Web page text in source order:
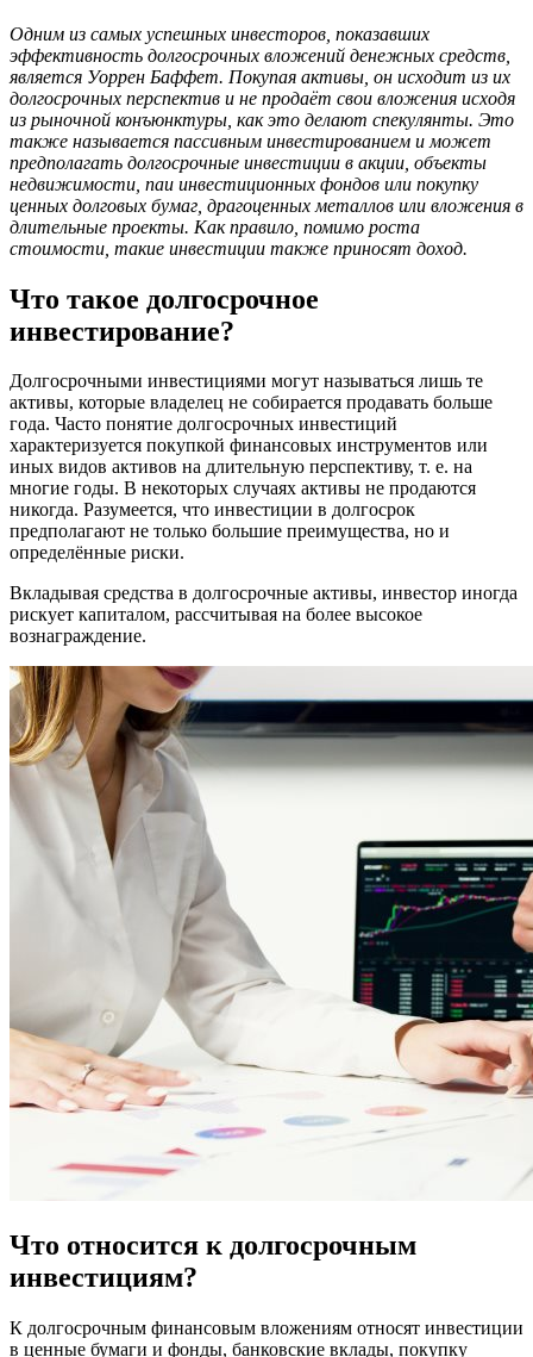
Одним из самых успешных инвесторов, показавших
эффективность долгосрочных вложений денежных средств,
является Уоррен Баффет. Покупая активы, он исходит из их
долгосрочных перспектив и не продаёт свои вложения исходя
из рыночной конъюнктуры, как это делают спекулянты. Это
также называется пассивным инвестированием и может
предполагать долгосрочные инвестиции в акции, объекты
недвижимости, паи инвестиционных фондов или покупку
ценных долговых бумаг, драгоценных металлов или вложения в
длительные проекты. Как правило, помимо роста
стоимости, такие инвестиции также приносят доход.
Что такое долгосрочное
инвестирование?
Долгосрочными инвестициями могут называться лишь те
активы, которые владелец не собирается продавать больше
года. Часто понятие долгосрочных инвестиций
характеризуется покупкой финансовых инструментов или
иных видов активов на длительную перспективу, т. е. на
многие годы. В некоторых случаях активы не продаются
никогда. Разумеется, что инвестиции в долгосрок
предполагают не только большие преимущества, но и
определённые риски.
Вкладывая средства в долгосрочные активы, инвестор иногда
рискует капиталом, рассчитывая на более высокое
вознаграждение.
Что относится к долгосрочным
инвестициям?
К долгосрочным финансовым вложениям относят инвестиции
в ценные бумаги и фонды, банковские вклады, покупку